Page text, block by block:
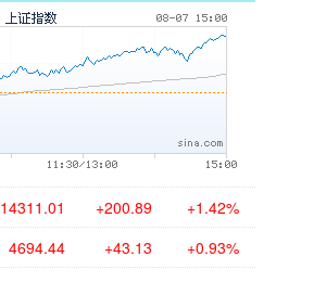
14311.01 +200.89 +1.42%
4694.44 +43.13 +0.93%